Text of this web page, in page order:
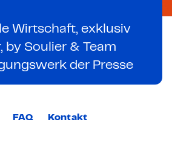
Wirtschaft, exklusiv
by Soulier & Team
der Presse
FAQ Kontakt